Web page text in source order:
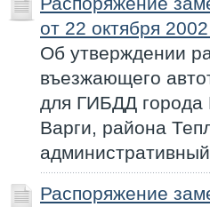
от 22 октября
Об утверждении
въезжающего
для ГИБДД
Варги, района
административный
Распоряжение